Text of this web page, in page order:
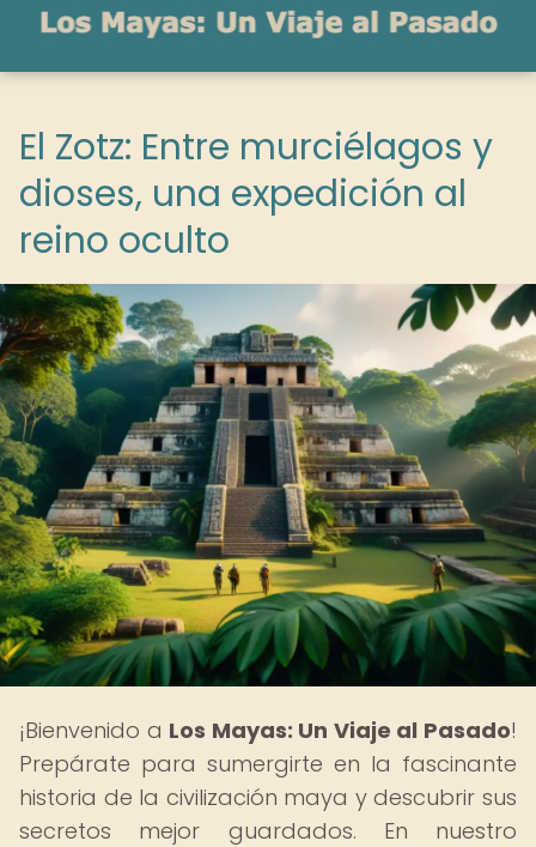
El Zotz: Entre murciélagos y
dioses, una expedición al
reino oculto
¡Bienvenido a Los Mayas: Un Viaje al Pasado!
Prepárate para sumergirte en la fascinante
historia de la civilización maya y descubrir sus
secretos mejor guardados. En nuestro